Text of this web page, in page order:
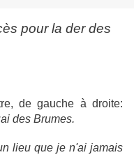
pour la der des
de gauche à droite:
des Brumes.
lieu que je n'ai jamais